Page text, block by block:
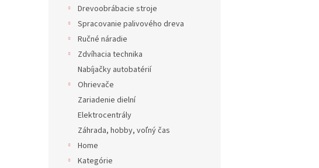
Drevoobrábacie stroje
Spracovanie palivového dreva
Ručné náradie
Zdvíhacia technika
Nabíjačky autobatérií
Ohrievače
Zariadenie dielní
Elektrocentrály
Záhrada, hobby, voľný čas
Home
Kategórie